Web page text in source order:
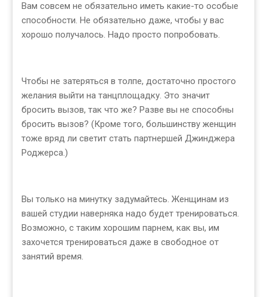
Вам совсем не обязательно иметь какие-то особые
способности. Не обязательно даже, чтобы у вас
хорошо получалось. Надо просто попробовать.
Чтобы не затеряться в толпе, достаточно простого
желания выйти на танцплощадку. Это значит
бросить вызов, так что же? Разве вы не способны
бросить вызов? (Кроме того, большинству женщин
тоже вряд ли светит стать партнершей Джинджера
Роджерса.)
Вы только на минутку задумайтесь. Женщинам из
вашей студии наверняка надо будет тренироваться.
Возможно, с таким хорошим парнем, как вы, им
захочется тренироваться даже в свободное от
занятий время.